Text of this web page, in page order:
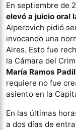
En septiembre de
elevó a juicio oral
Alperovich pidió
invocando una
Aires. Esto fue
la Cámara del
María Ramos
requiere no fue
asiento en la
En las últimas
a dos días de